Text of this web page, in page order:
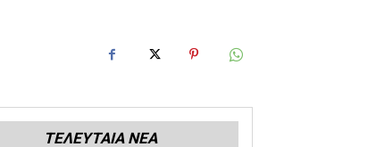
ΤΕΛΕΥΤΑΙΑ ΝΕΑ